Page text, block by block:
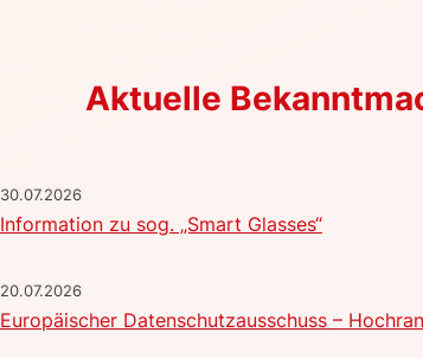
Aktuelle
30.07.2026
Information zu sog. „Smart Glasses“
20.07.2026
Europäischer Datenschutzausschuss –